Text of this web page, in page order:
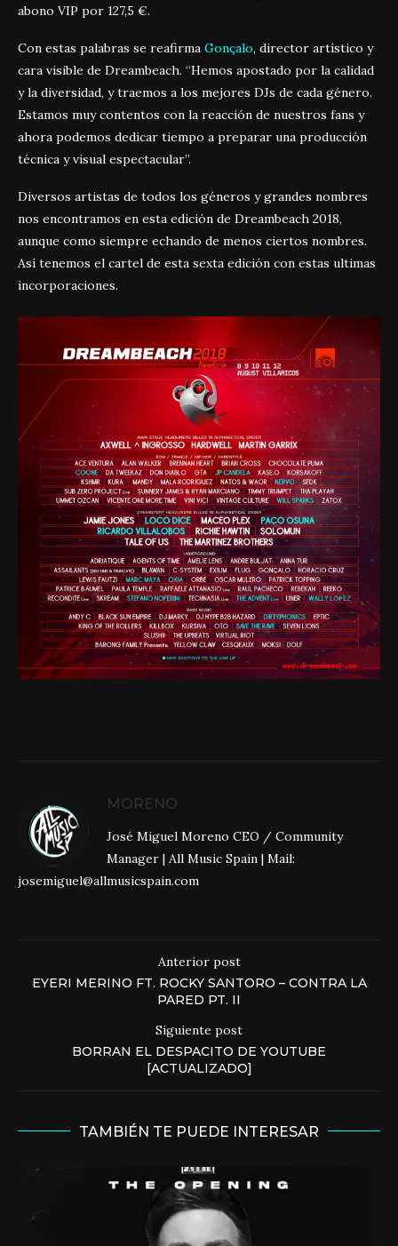
abono VIP por 127,5 €.
Con estas palabras se reafirma Gonçalo, director artístico y
cara visible de Dreambeach. “Hemos apostado por la calidad
y la diversidad, y traemos a los mejores DJs de cada género.
Estamos muy contentos con la reacción de nuestros fans y
ahora podemos dedicar tiempo a preparar una producción
técnica y visual espectacular”.
Diversos artistas de todos los géneros y grandes nombres
nos encontramos en esta edición de Dreambeach 2018,
aunque como siempre echando de menos ciertos nombres.
Así tenemos el cartel de esta sexta edición con estas ultimas
incorporaciones.
MORENO
José Miguel Moreno CEO / Community
Manager | All Music Spain | Mail:
josemiguel@allmusicspain.com
Anterior post
EYERI MERINO FT. ROCKY SANTORO – CONTRA LA
PARED PT. II
Siguiente post
BORRAN EL DESPACITO DE YOUTUBE
[ACTUALIZADO]
TAMBIÉN TE PUEDE INTERESAR